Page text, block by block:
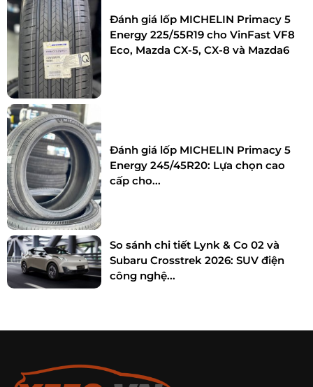
Đánh giá lốp MICHELIN Primacy 5
Energy 225/55R19 cho VinFast VF8
Eco, Mazda CX-5, CX-8 và Mazda6
Đánh giá lốp MICHELIN Primacy 5
Energy 245/45R20: Lựa chọn cao
cấp cho...
So sánh chi tiết Lynk & Co 02 và
Subaru Crosstrek 2026: SUV điện
công nghệ...